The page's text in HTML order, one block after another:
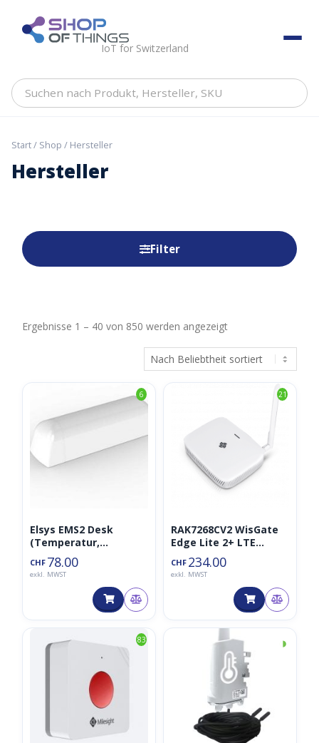
content ShopOfThings
IoT for Switzerland
Suchen
Hersteller,
Start/ Shop / Hersteller
Hersteller
Filter
Ergebnisse 1 – 40 von 850 werden angezeigtNach
Beliebtheit
sortiert
6
Elsys EMS2 Desk
(Temperatur,
Belegung,
Feuchtigkeit 868MHz)
CHF 78.00
exkl. MWST
21
RAK7268CV2 WisGate
Edge Lite 2+ LTE
Gateway LoraWAN
868MHz
CHF 234.00
exkl. MWST
83 ◑